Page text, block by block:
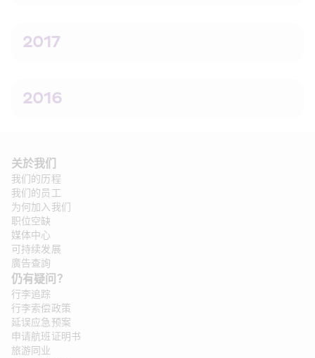
2017
2016
关於我们
我们的历程
我们的员工
为何加入我们
职位空缺
媒体中心
可持续发展
廣告查詢
仍有疑问？
行李追踪
行李索偿政策
延误应急预案
申请航班证明书
旅游同业